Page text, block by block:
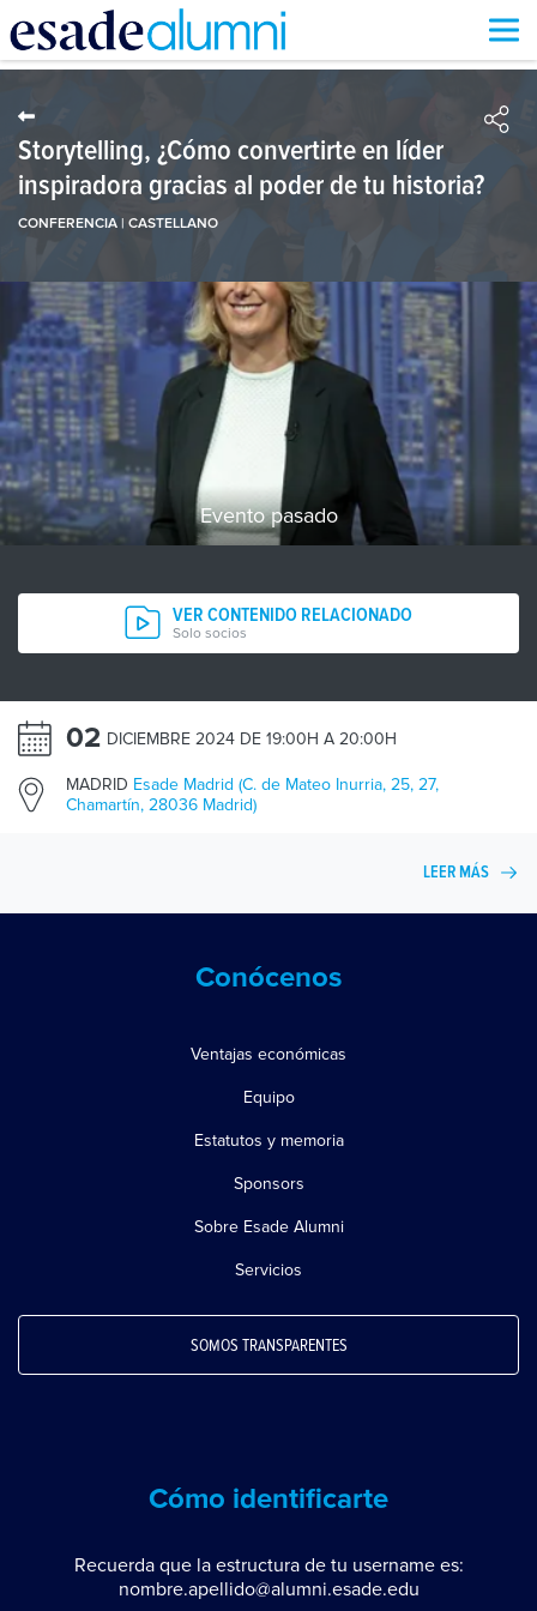
Pasar
contenido
principal
Storytelling, ¿Cómo convertirte en líder
inspiradora gracias al poder de tu historia?
CONFERENCIA | CASTELLANO
Evento pasado
VER CONTENIDO RELACIONADO
Solo socios
02 DICIEMBRE 2024 DE 19:00H A 20:00H
MADRID Esade Madrid (C. de Mateo Inurria, 25, 27,
Chamartín, 28036 Madrid)
LEER MÁS
Conócenos
Ventajas económicas
Equipo
Estatutos y memoria
Sponsors
Sobre Esade Alumni
Servicios
SOMOS TRANSPARENTES
Cómo identificarte
Recuerda que la estructura de tu username es:
nombre.apellido@alumni.esade.edu